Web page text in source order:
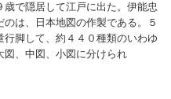
で隠居して江戸に出た。伊能忠
は、日本地図の作製である。５
行脚して、約４４０種類のいわゆ
図、中図、小図に分けられ